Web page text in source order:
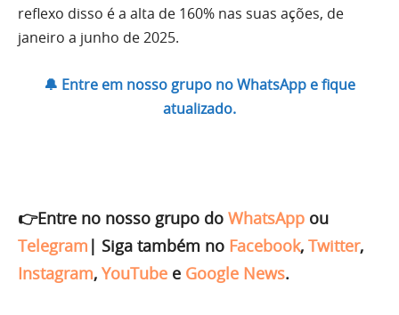
reflexo disso é a alta de 160% nas suas ações, de
janeiro a junho de 2025.
🔔 Entre em nosso grupo no WhatsApp e fique
atualizado.
👉Entre no nosso grupo do WhatsApp ou
Telegram | Siga também no Facebook, Twitter,
Instagram, YouTube e Google News.